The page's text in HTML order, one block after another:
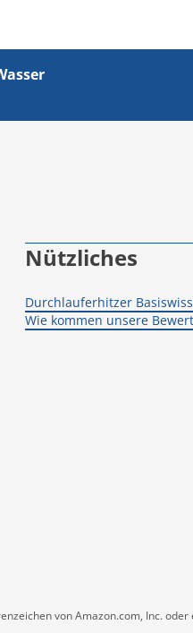
Nützliches
Durchlauferhitzer
Wie kommen unsere
von Amazon.com, Inc. oder